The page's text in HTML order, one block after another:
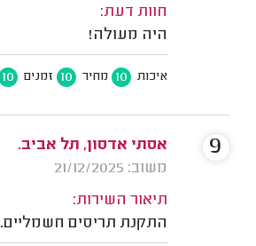
חוות דעת:
היה מעולה!
איכות 10 מחיר 10 זמנים 10
אסתי אדסון, תל אביב.
משוב: 21/12/2025
תיאור השירות:
התקנת תריסים חשמליים.
9